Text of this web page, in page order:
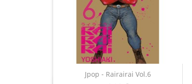
Jpop - Rairairai Vol.6